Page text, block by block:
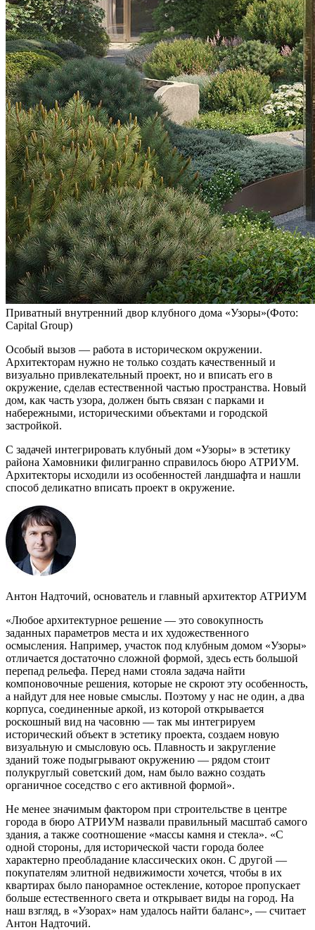
Приватный внутренний двор клубного дома «Узоры»(Фото:
Capital Group)
Особый вызов — работа в историческом окружении.
Архитекторам нужно не только создать качественный и
визуально привлекательный проект, но и вписать его в
окружение, сделав естественной частью пространства. Новый
дом, как часть узора, должен быть связан с парками и
набережными, историческими объектами и городской
застройкой.
С задачей интегрировать клубный дом «Узоры» в эстетику
района Хамовники филигранно справилось бюро АТРИУМ.
Архитекторы исходили из особенностей ландшафта и нашли
способ деликатно вписать проект в окружение.
Антон Надточий, основатель и главный архитектор АТРИУМ
«Любое архитектурное решение — это совокупность
заданных параметров места и их художественного
осмысления. Например, участок под клубным домом «Узоры»
отличается достаточно сложной формой, здесь есть большой
перепад рельефа. Перед нами стояла задача найти
компоновочные решения, которые не скроют эту особенность,
а найдут для нее новые смыслы. Поэтому у нас не один, а два
корпуса, соединенные аркой, из которой открывается
роскошный вид на часовню — так мы интегрируем
исторический объект в эстетику проекта, создаем новую
визуальную и смысловую ось. Плавность и закругление
зданий тоже подыгрывают окружению — рядом стоит
полукруглый советский дом, нам было важно создать
органичное соседство с его активной формой».
Не менее значимым фактором при строительстве в центре
города в бюро АТРИУМ назвали правильный масштаб самого
здания, а также соотношение «массы камня и стекла». «С
одной стороны, для исторической части города более
характерно преобладание классических окон. С другой —
покупателям элитной недвижимости хочется, чтобы в их
квартирах было панорамное остекление, которое пропускает
больше естественного света и открывает виды на город. На
наш взгляд, в «Узорах» нам удалось найти баланс», — считает
Антон Надточий.